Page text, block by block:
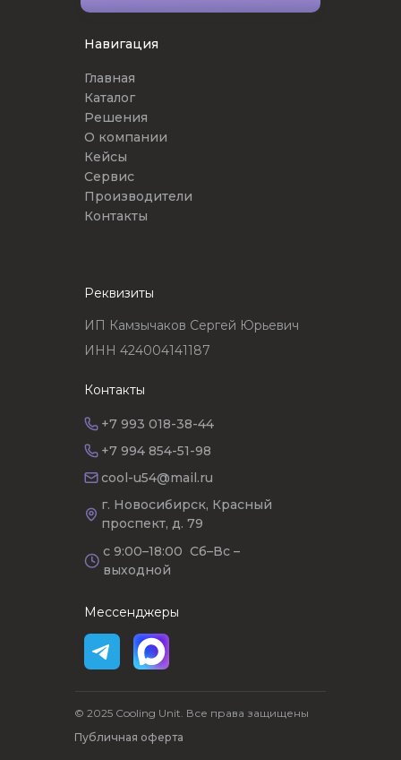
+7 994 854-51-98
+7 993 018-38-44
cool-u54@mail.ru
г. Новосибирск, Красный
проспект, д. 79
с 9:00–18:00 Сб–Вс –
выходной
Контакты
ИП Камзычаков Сергей Юрьевич
ИНН 424004141187
Реквизиты
Мессенджеры
Главная
Каталог
Решения
О компании
Кейсы
Сервис
Производители
Контакты
Навигация
Публичная оферта
© 2025 Cooling Unit. Все права защищены